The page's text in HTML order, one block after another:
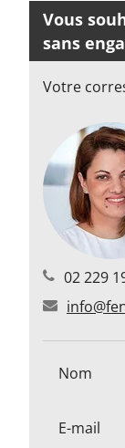
Vous
sans
Votre
02 229
Nom
E-mail